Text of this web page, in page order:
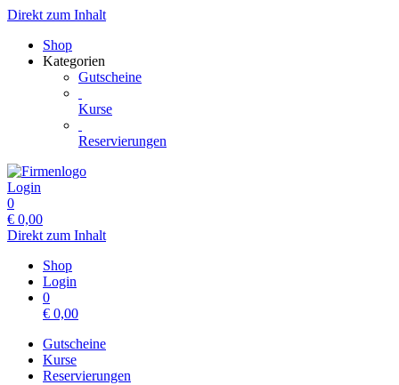
Direkt zum Inhalt
Shop
Kategorien
Gutscheine
Kurse
Reservierungen
Login
0
€ 0,00
Direkt zum Inhalt
Shop
Login
0
€ 0,00
Gutscheine
Kurse
Reservierungen